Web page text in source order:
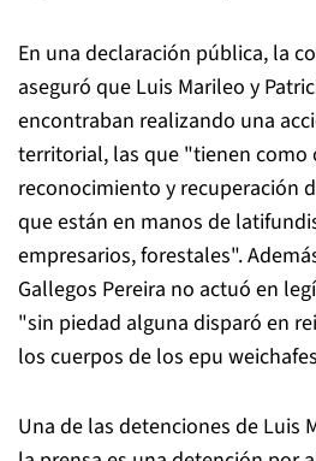
En una declaración pública, la
aseguró que Luis Marileo y
encontraban realizando una
territorial, las que "tienen como
reconocimiento y recuperación
que están en manos de
empresarios, forestales".
Gallegos Pereira no actuó en
"sin piedad alguna disparó en
los cuerpos de los epu
Una de las detenciones de Luis